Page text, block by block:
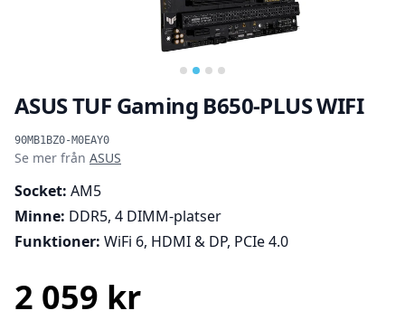
ASUS TUF Gaming B650-PLUS WIFI
90MB1BZ0-M0EAY0
Produktinformation
Se mer från ASUS
Socket: AM5
Minne: DDR5, 4 DIMM-platser
Funktioner: WiFi 6, HDMI & DP, PCIe 4.0
2 059 kr